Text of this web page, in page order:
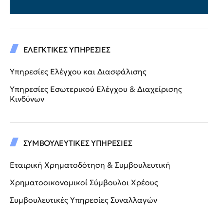
ΕΛΕΓΚΤΙΚΕΣ ΥΠΗΡΕΣΙΕΣ
Υπηρεσίες Ελέγχου και Διασφάλισης
Υπηρεσίες Εσωτερικού Ελέγχου & Διαχείρισης
Κινδύνων
ΣΥΜΒΟΥΛΕΥΤΙΚΕΣ ΥΠΗΡΕΣΙΕΣ
Εταιρική Χρηματοδότηση & Συμβουλευτική
Χρηματοοικονομικοί Σύμβουλοι Χρέους
Συμβουλευτικές Υπηρεσίες Συναλλαγών